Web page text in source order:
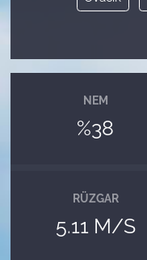
NEM
%38
RÜZGAR
5.11 M/S